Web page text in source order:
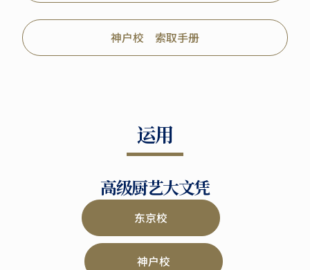
神户校 索取手册
运用
高级厨艺大文凭
东京校
神户校